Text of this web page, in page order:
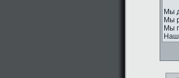
Мы
Мы
Мы